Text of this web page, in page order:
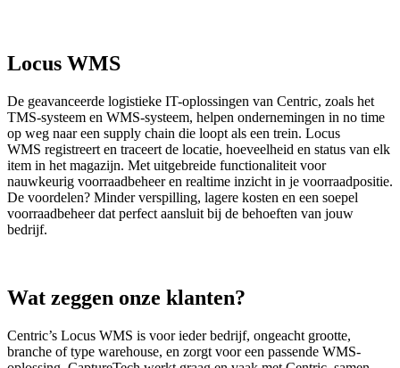
Locus WMS
De geavanceerde logistieke IT-oplossingen van Centric, zoals het
TMS-systeem en WMS-systeem, helpen ondernemingen in no time
op weg naar een supply chain die loopt als een trein. Locus
WMS registreert en traceert de locatie, hoeveelheid en status van elk
item in het magazijn. Met uitgebreide functionaliteit voor
nauwkeurig voorraadbeheer en realtime inzicht in je voorraadpositie.
De voordelen? Minder verspilling, lagere kosten en een soepel
voorraadbeheer dat perfect aansluit bij de behoeften van jouw
bedrijf.
Wat zeggen onze klanten?
Centric’s Locus WMS is voor ieder bedrijf, ongeacht grootte,
branche of type warehouse, en zorgt voor een passende WMS-